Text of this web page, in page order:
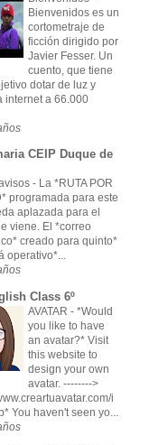
Bienvenidos es un
cortometraje de
ficción dirigido por
Javier Fesser. Un
cuento, que tiene
dotar de luz y
internet a 66.000
CEIP Duque de
- La *RUTA POR
programada para este
aplazada para el
viene. El *correo
creado para quinto*
operativo*...
Class 6º
AVATAR - *Would
you like to have
an avatar?* Visit
this website to
design your own
avatar. -------->
i
You haven't seen yo...